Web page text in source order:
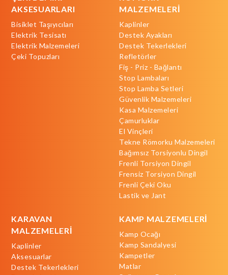
AKSESUARLARI
Bisiklet Taşıyıcıları
Elektrik Tesisatı
Elektrik Malzemeleri
Çeki Topuzları
MALZEMELERİ
Kaplinler
Destek Ayakları
Destek Tekerlekleri
Refletörler
Fiş - Priz - Bağlantı
Stop Lambaları
Stop Lamba Setleri
Güvenlik Malzemeleri
Kasa Malzemeleri
Çamurluklar
El Vinçleri
Tekne Römorku Malzemeleri
Bağımsız Torsiyonlu Dingil
Frenli Torsiyon Dingil
Frensiz Torsiyon Dingil
Frenli Çeki Oku
Lastik ve Jant
KARAVAN
MALZEMELERİ
Kaplinler
Aksesuarlar
Destek Tekerlekleri
KAMP MALZEMELERİ
Kamp Ocağı
Kamp Sandalyesi
Kampetler
Matlar